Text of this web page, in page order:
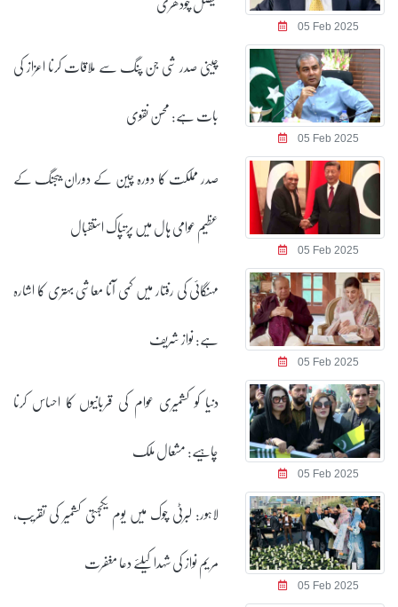
05 Feb 2025
05 Feb 2025
چینی صدر شی جن پنگ سے ملاقات کرنا اعزاز کی
بات ہے: محسن نقوی
05 Feb 2025
صدر مملکت کا دورہ چین کے دوران بیجنگ کے
عظیم عوامی ہال میں پرتپاک استقبال
05 Feb 2025
مہنگائی کی رفتار میں کمی آنا معاشی بہتری کا اشارہ
ہے: نواز شریف
05 Feb 2025
دنیا کو کشمیری عوام کی قربانیوں کا احساس کرنا
چاہیے: مشعال ملک
05 Feb 2025
لاہور: لبرٹی چوک میں یوم یکجہتی کشمیر کی تقریب،
مریم نواز کی شہدا کیلئے دعا مغفرت